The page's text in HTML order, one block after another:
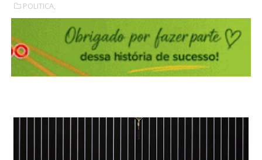
POLITICA,